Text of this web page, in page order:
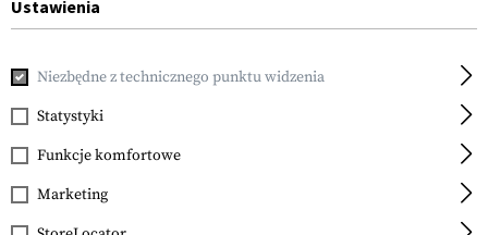
Magpul
MOE-K Grip
Ustawienia
Niezbędne z technicznego punktu widzenia
Statystyki
Funkcje komfortowe
Marketing